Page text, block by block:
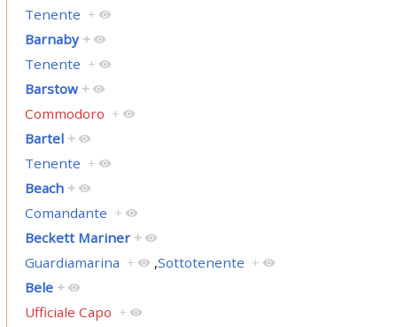
Tenente +
Barnaby +
Tenente +
Barstow +
Commodoro +
Bartel +
Tenente +
Beach +
Comandante +
Beckett Mariner +
Guardiamarina + ,Sottotenente +
Bele +
Ufficiale Capo +